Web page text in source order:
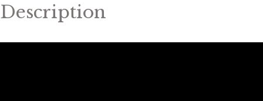
Description